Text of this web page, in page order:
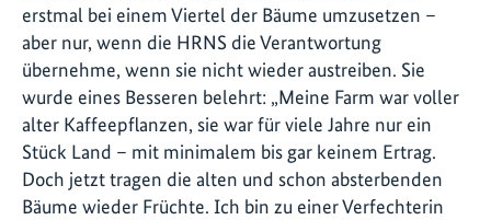
erstmal bei einem Viertel der Bäume umzusetzen –
aber nur, wenn die HRNS die Verantwortung
übernehme, wenn sie nicht wieder austreiben. Sie
wurde eines Besseren belehrt: „Meine Farm war voller
alter Kaffeepflanzen, sie war für viele Jahre nur ein
Stück Land – mit minimalem bis gar keinem Ertrag.
Doch jetzt tragen die alten und schon absterbenden
Bäume wieder Früchte. Ich bin zu einer Verfechterin